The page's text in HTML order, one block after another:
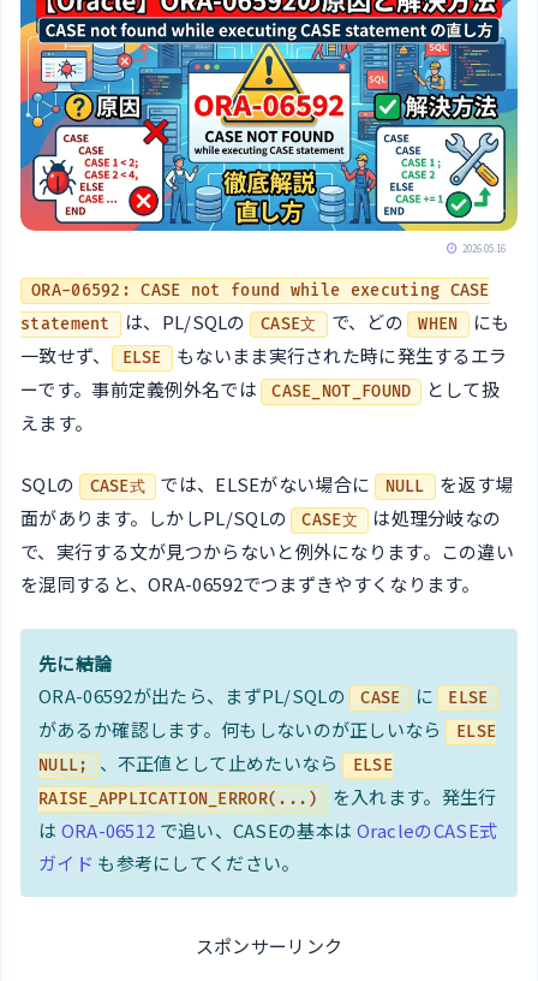
2026.05.16
ORA-06592: CASE not found while executing CASE
statement
は、PL/SQLの CASE文 で、どの WHEN にも
一致せず、
ELSE
もないまま実行された時に発生するエラ
ーです。事前定義例外名では CASE_NOT_FOUND
として扱
えます。
SQLの CASE式 では、ELSEがない場合に NULL
を返す場
面があります。しかしPL/SQLの CASE文
は処理分岐なの
で、実行する文が見つからないと例外になります。この違い
を混同すると、ORA-06592でつまずきやすくなります。
先に結論
ORA-06592が出たら、まずPL/SQLの CASE に ELSE
があるか確認します。何もしないのが正しいなら
ELSE
NULL;
、不正値として止めたいなら
ELSE
RAISE_APPLICATION_ERROR(...)
を入れます。発生行
は ORA-06512 で追い、CASEの基本は OracleのCASE式
ガイド も参考にしてください。
スポンサーリンク